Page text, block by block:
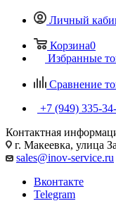
Личный
Корзина0
Избранные
Сравнение
+7 (949) 335-
Контактная
г. Макеевка, улица
sales@inov-service.ru
Вконтакте
Telegram